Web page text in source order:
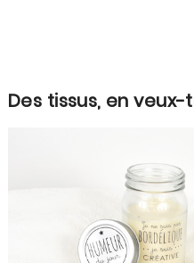
Des tissus, en veux-